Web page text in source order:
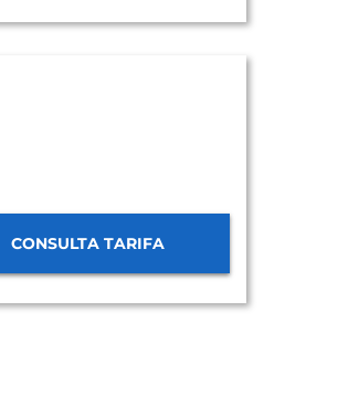
CONSULTA TARIFA